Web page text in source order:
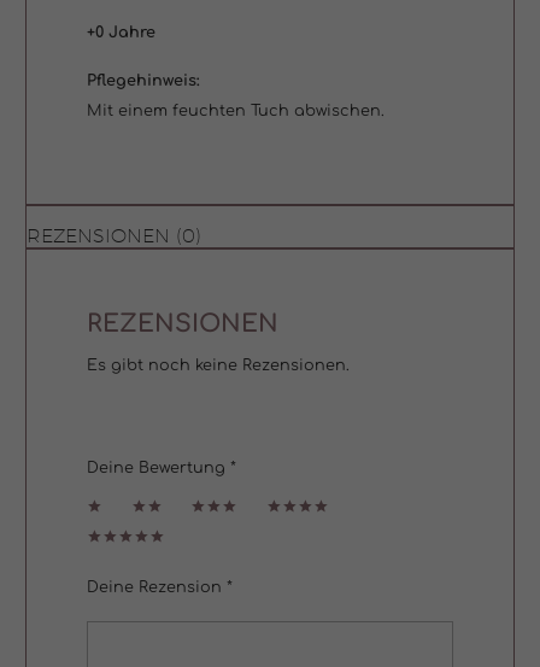
+0 Jahre
Pflegehinweis:
Mit einem feuchten Tuch abwischen.
REZENSIONEN (0)
REZENSIONEN
Es gibt noch keine Rezensionen.
Deine Bewertung *
von
von
Deine Rezension *